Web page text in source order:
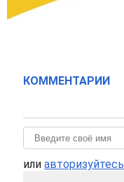
КОММЕНТАРИИ
или авторизуйтесь